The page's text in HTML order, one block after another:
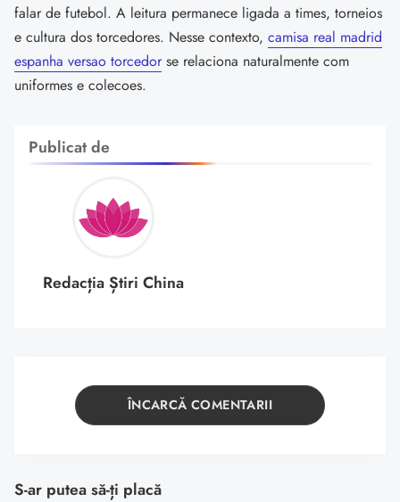
falar de futebol. A leitura permanece ligada a times, torneios
e cultura dos torcedores. Nesse contexto, camisa real madrid
espanha versao torcedor se relaciona naturalmente com
uniformes e colecoes.
Publicat de
Redacția Știri China
ÎNCARCĂ COMENTARII
S-ar putea să-ți placă